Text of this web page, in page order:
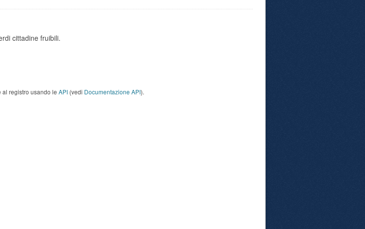
cittadine fruibili.
registro usando le API (vedi Documentazione API).